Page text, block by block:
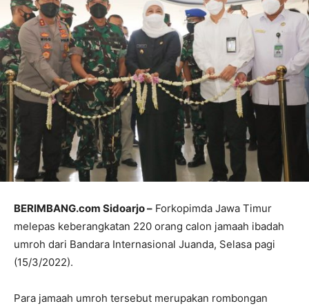
BERIMBANG.com Sidoarjo – Forkopimda Jawa Timur
melepas keberangkatan 220 orang calon jamaah ibadah
umroh dari Bandara Internasional Juanda, Selasa pagi
(15/3/2022).
Para jamaah umroh tersebut merupakan rombongan